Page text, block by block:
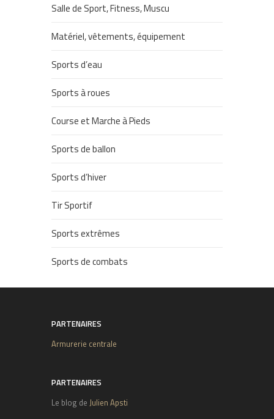
Salle de Sport, Fitness, Muscu
Matériel, vêtements, équipement
Sports d’eau
Sports à roues
Course et Marche à Pieds
Sports de ballon
Sports d’hiver
Tir Sportif
Sports extrêmes
Sports de combats
PARTENAIRES
Armurerie centrale
PARTENAIRES
Le blog de Julien Apsti